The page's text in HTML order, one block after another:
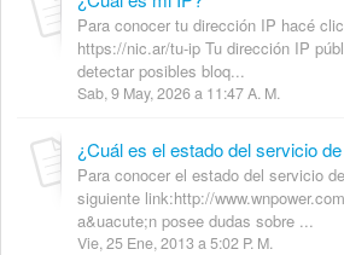
Para conocer tu dirección IP hacé
https://nic.ar/tu-ip Tu dirección IP
detectar posibles bloq...
Sab, 9 May, 2026 a 11:47 A. M.
¿Cuál es el estado del servicio
Para conocer el estado del servicio
siguiente link:http://
a&uacute;n posee dudas sobre ...
Vie, 25 Ene, 2013 a 5:02 P. M.